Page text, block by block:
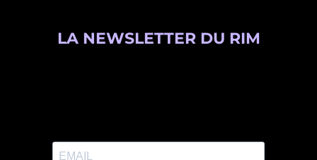
LA NEWSLETTER DU RIM